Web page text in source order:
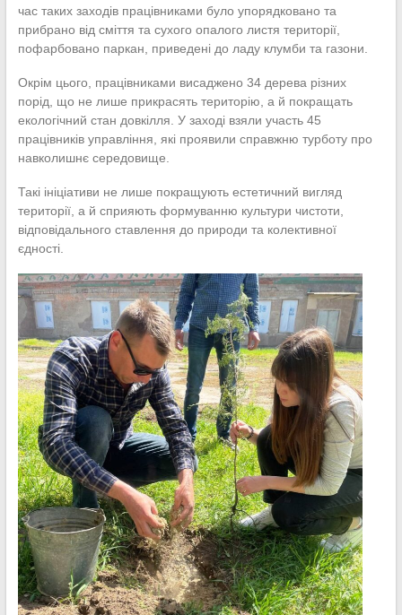
час таких заходів працівниками було упорядковано та
прибрано від сміття та сухого опалого листя території,
пофарбовано паркан, приведені до ладу клумби та газони.
Окрім цього, працівниками висаджено 34 дерева різних
порід, що не лише прикрасять територію, а й покращать
екологічний стан довкілля. У заході взяли участь 45
працівників управління, які проявили справжню турботу про
навколишнє середовище.
Такі ініціативи не лише покращують естетичний вигляд
території, а й сприяють формуванню культури чистоти,
відповідального ставлення до природи та колективної
єдності.